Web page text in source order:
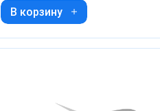
В корзину